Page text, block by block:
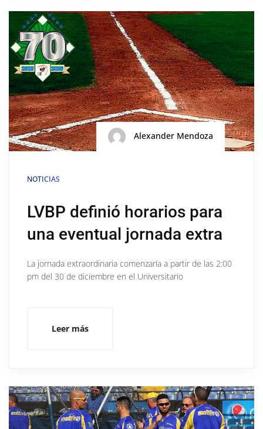
Alexander Mendoza
NOTICIAS
LVBP definió horarios para
una eventual jornada extra
La jornada extraordinaria comenzaría a partir de las 2:00
pm del 30 de diciembre en el Universitario
Leer más